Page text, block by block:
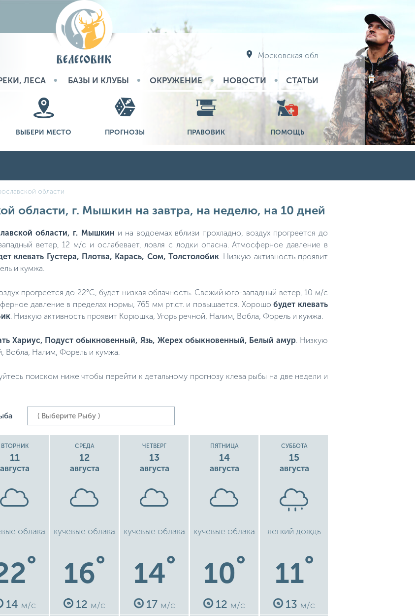
Московская обл
ЛЕСА БАЗЫ И КЛУБЫ ОКРУЖЕНИЕ НОВОСТИ СТАТЬИ
ВЫБЕРИ МЕСТО ПРОГНОЗЫ ПРАВОВИК ПОМОЩЬ
области
области, г. Мышкин на завтра, на неделю, на 10 дней
области, г. Мышкин и на водоемах вблизи прохладно, воздух прогреется до
ветер, 12 м/с и ослабевает, ловля с лодки опасна. Атмосферное давление в
клевать Густера, Плотва, Карась, Сом, Толстолобик . Низкую активность проявит
и кумжа.
прогреется до 22°C, будет низкая облачность. Свежий юго-западный ветер, 10 м/с
давление в пределах нормы, 765 мм рт.ст. и повышается. Хорошобудет клевать
. Низкую активность проявит Корюшка, Угорь речной, Налим, Вобла, Форель и кумжа.
Хариус, Подуст обыкновенный, Язь, Жерех обыкновенный, Белый амур . Низкую
Вобла, Налим, Форель и кумжа.
поиском ниже чтобы перейти к детальному прогнозу клева рыбы на две недели и
ВТОРНИК
11
августа
облака
°
14 м/с
СРЕДА
12
августа
кучевые облака
16°
12 м/с
ЧЕТВЕРГ
13
августа
кучевые облака
14°
17 м/с
ПЯТНИЦА
14
августа
кучевые облака
10°
12 м/с
СУББОТА
15
августа
легкий дождь
11°
13 м/с